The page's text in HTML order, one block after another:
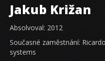
Jakub Križan
Absolvoval: 2012
Současné zaměstnání:
systems